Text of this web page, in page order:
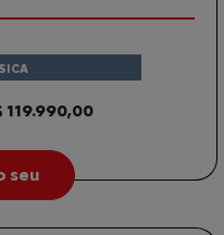
119.990,00
seu